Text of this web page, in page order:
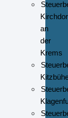
an
der
Krems